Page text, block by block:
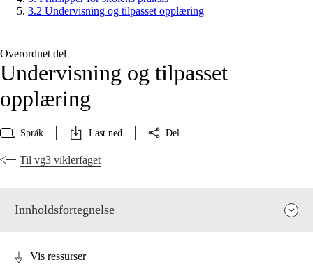
3.2 Undervisning og tilpasset opplæring
Overordnet del
Undervisning og tilpasset
opplæring
Språk Last ned Del
Til vg3 viklerfaget
Innholdsfortegnelse
Vis ressurser